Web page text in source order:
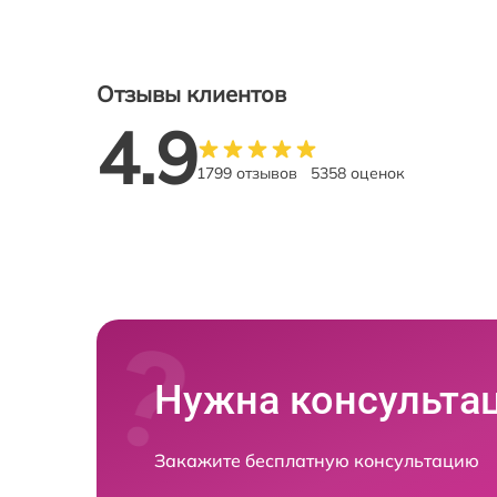
Отзывы клиентов
4.91799 отзывов 5358 оценок
Нужна
Закажите бесплатную консультацию